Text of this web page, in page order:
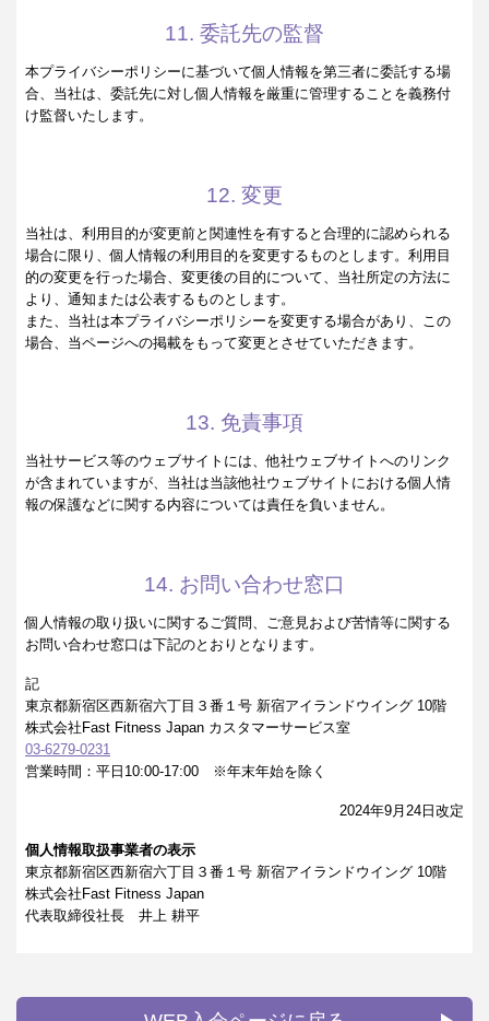
11. 委託先の監督
本プライバシーポリシーに基づいて個人情報を第三者に委託する場
合、当社は、委託先に対し個人情報を厳重に管理することを義務付
け監督いたします。
12. 変更
当社は、利用目的が変更前と関連性を有すると合理的に認められる
場合に限り、個人情報の利用目的を変更するものとします。利用目
的の変更を行った場合、変更後の目的について、当社所定の方法に
より、通知または公表するものとします。
また、当社は本プライバシーポリシーを変更する場合があり、この
場合、当ページへの掲載をもって変更とさせていただきます。
13. 免責事項
当社サービス等のウェブサイトには、他社ウェブサイトへのリンク
が含まれていますが、当社は当該他社ウェブサイトにおける個人情
報の保護などに関する内容については責任を負いません。
14. お問い合わせ窓口
個人情報の取り扱いに関するご質問、ご意見および苦情等に関する
お問い合わせ窓口は下記のとおりとなります。
記
東京都新宿区西新宿六丁目３番１号 新宿アイランドウイング 10階
株式会社Fast Fitness Japan カスタマーサービス室
03-6279-0231
営業時間：平日10:00-17:00 ※年末年始を除く
2024年9月24日改定
個人情報取扱事業者の表示
東京都新宿区西新宿六丁目３番１号 新宿アイランドウイング 10階
株式会社Fast Fitness Japan
代表取締役社長 井上 耕平